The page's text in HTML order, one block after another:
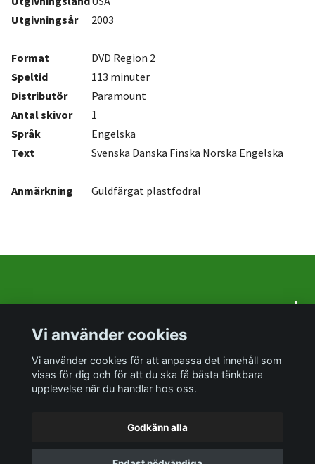
Utgivningsår
2003
Format
DVD Region 2
Speltid
113 minuter
Distributör
Paramount
Antalskivor
1
Språk
Engelska
Text
Svenska Danska Finska Norska Engelska
Anmärkning Guldfärgat plastfodral
Om oss
Sociala medier
© 2026 PrylTokigt
Vi använder cookies
Vi använder cookies för att anpassa det innehåll som
visas för dig och för att du ska få bästa tänkbara
upplevelse när du handlar hos oss.
Godkänn alla